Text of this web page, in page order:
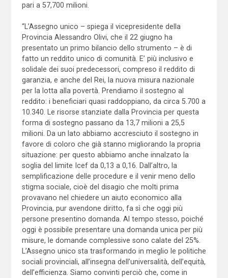
pari a 57,700 milioni.
“L’Assegno unico – spiega il vicepresidente della
Provincia Alessandro Olivi, che il 22 giugno ha
presentato un primo bilancio dello strumento – è di
fatto un reddito unico di comunità. E’ più inclusivo e
solidale dei suoi predecessori, compreso il reddito di
garanzia, e anche del Rei, la nuova misura nazionale
per la lotta alla povertà. Prendiamo il sostegno al
reddito: i beneficiari quasi raddoppiano, da circa 5.700 a
10.340. Le risorse stanziate dalla Provincia per questa
forma di sostegno passano da 13,7 milioni a 25,5
milioni. Da un lato abbiamo accresciuto il sostegno in
favore di coloro che già stanno migliorando la propria
situazione: per questo abbiamo anche innalzato la
soglia del limite Icef da 0,13 a 0,16. Dall’altro, la
semplificazione delle procedure e il venir meno dello
stigma sociale, cioè del disagio che molti prima
provavano nel chiedere un aiuto economico alla
Provincia, pur avendone diritto, fa sì che oggi più
persone presentino domanda. Al tempo stesso, poiché
oggi è possibile presentare una domanda unica per più
misure, le domande complessive sono calate del 25%.
L’Assegno unico sta trasformando in meglio le politiche
sociali provinciali, all’insegna dell’universalità, dell’equità,
dell’efficienza. Siamo convinti perciò che, come in